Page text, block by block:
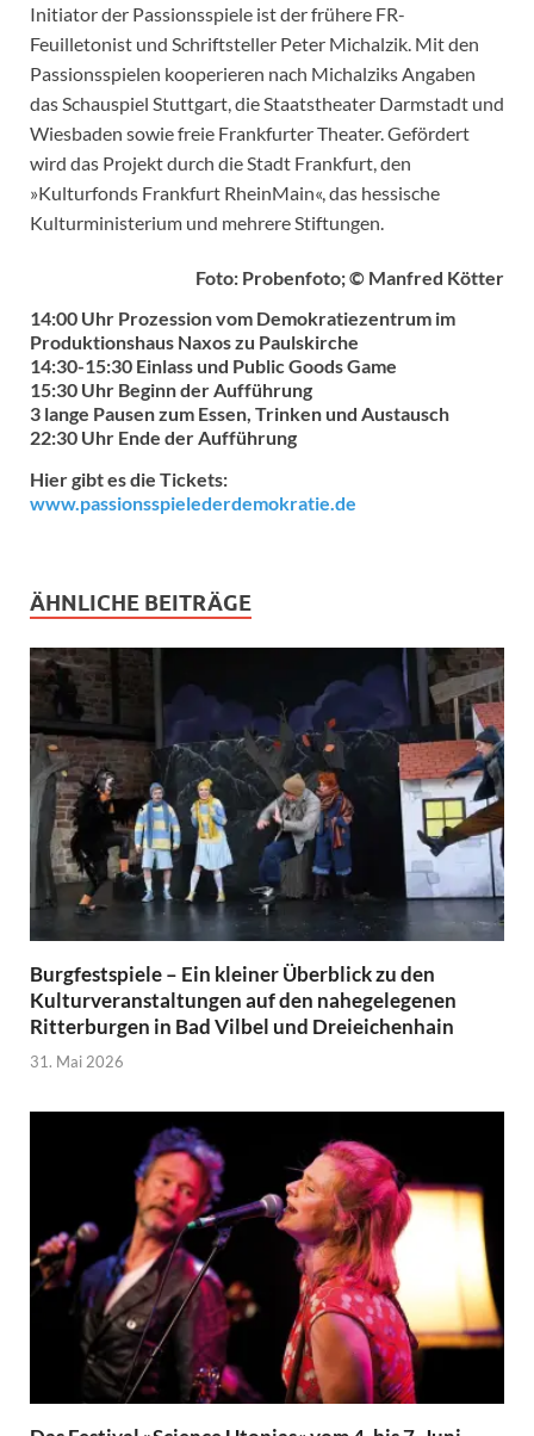
Initiator der Passionsspiele ist der frühere FR-
Feuilletonist und Schriftsteller Peter Michalzik. Mit den
Passionsspielen kooperieren nach Michalziks Angaben
das Schauspiel Stuttgart, die Staatstheater Darmstadt und
Wiesbaden sowie freie Frankfurter Theater. Gefördert
wird das Projekt durch die Stadt Frankfurt, den
»Kulturfonds Frankfurt RheinMain«, das hessische
Kulturministerium und mehrere Stiftungen.
Foto: Probenfoto; © Manfred Kötter
14:00 Uhr Prozession vom Demokratiezentrum im
Produktionshaus Naxos zu Paulskirche
14:30-15:30 Einlass und Public Goods Game
15:30 Uhr Beginn der Aufführung
3 lange Pausen zum Essen, Trinken und Austausch
22:30 Uhr Ende der Aufführung
Hier gibt es die Tickets:
www.passionsspielederdemokratie.de
ÄHNLICHE BEITRÄGE
Burgfestspiele – Ein kleiner Überblick zu den
Kulturveranstaltungen auf den nahegelegenen
Ritterburgen in Bad Vilbel und Dreieichenhain
31. Mai 2026